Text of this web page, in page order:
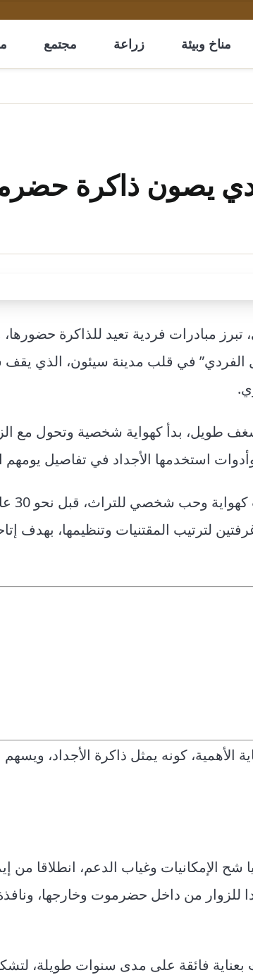
مناخ وبيئة زراعة مجتمع
يصون ذاكرة
مبادرات فردية تعيد للذاكرة
الفردي” في قلب مدينة سيئون، الذي يقف
طويل، بدأ كهواية شخصية وتحول مع
استخدمها الأجداد في تفاصيل يومهم
يقول مالك
لترتيب المقتنيات وتنظيمها، بهدف
الأهمية، كونه يمثل ذاكرة الأجداد،
الإمكانيات وغياب الدعم، انطلاقا من
للزوار من داخل حضرموت وخارجها،
بعناية فائقة على مدى سنوات طويلة،